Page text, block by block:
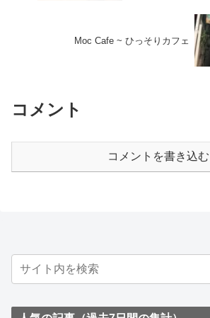
Moc Cafe ~ ひっそりカフェ
コメント
コメントを書き込む